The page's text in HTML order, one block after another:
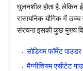
घुलनशील होता है, लेकिन
रासायनिक यौगिक में
संरचना इसकी कुछ मुख्य
सोडियम फॉर्मेट पाउडर
मैग्नीशियम एसीटेट